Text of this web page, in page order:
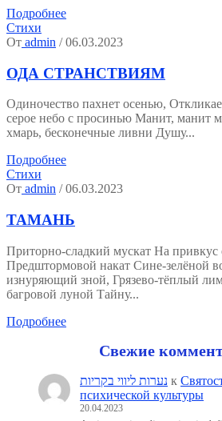
Подробнее
Стихи
От admin / 06.03.2023
ОДА СТРАНСТВИЯМ
Одиночество пахнет осенью,
серое небо с просинью Манит, манит
хмарь, бесконечные ливни Душу...
Подробнее
Стихи
От admin / 06.03.2023
ТАМАНЬ
Приторно-сладкий мускат На привкус
Предштормовой накат Сине-зелёной
изнуряющий зной, Грязево-тёплый
багровой луной Тайну...
Подробнее
Свежие
נערות ליווי בקריות к
психической культуры
20.04.2023